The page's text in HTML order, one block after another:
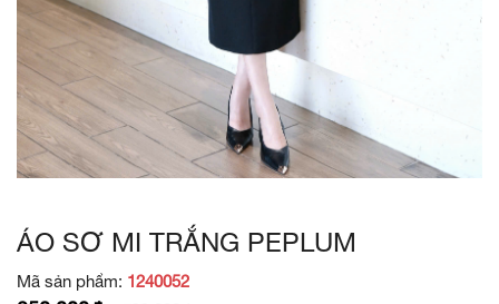
ÁO SƠ MI TRẮNG PEPLUM
Mã sản phẩm: 1240052